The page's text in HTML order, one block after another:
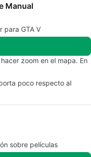
Manual
para GTA V
zoom en el mapa. En
poco respecto al
sobre películas